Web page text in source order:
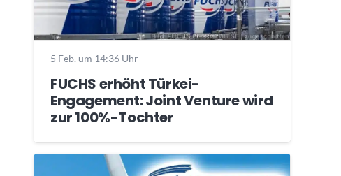
5 Feb. um 14:36 Uhr
FUCHS erhöht Türkei-
Engagement: Joint Venture wird
zur 100%-Tochter